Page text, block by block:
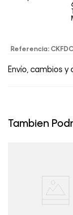
Referencia:
Envío, cambios y
un período de
clientes, no
Tambien